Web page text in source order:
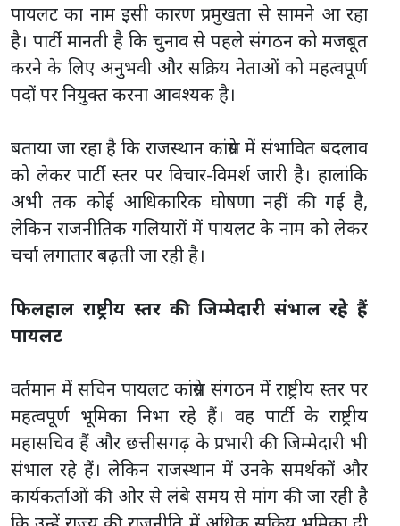
पायलट का नाम इसी कारण प्रमुखता से सामने आ रहा
है। पार्टी मानती है कि चुनाव से पहले संगठन को मजबूत
करने के लिए अनुभवी और सक्रिय नेताओं को महत्वपूर्ण
पदों पर नियुक्त करना आवश्यक है।
बताया जा रहा है कि राजस्थान कांग्रेस में संभावित बदलाव
को लेकर पार्टी स्तर पर विचार-विमर्श जारी है। हालांकि
अभी तक कोई आधिकारिक घोषणा नहीं की गई है,
लेकिन राजनीतिक गलियारों में पायलट के नाम को लेकर
चर्चा लगातार बढ़ती जा रही है।
फिलहाल राष्ट्रीय स्तर की जिम्मेदारी संभाल रहे हैं
पायलट
वर्तमान में सचिन पायलट कांग्रेस संगठन में राष्ट्रीय स्तर पर
महत्वपूर्ण भूमिका निभा रहे हैं। वह पार्टी के राष्ट्रीय
महासचिव हैं और छत्तीसगढ़ के प्रभारी की जिम्मेदारी भी
संभाल रहे हैं। लेकिन राजस्थान में उनके समर्थकों और
कार्यकर्ताओं की ओर से लंबे समय से मांग की जा रही है